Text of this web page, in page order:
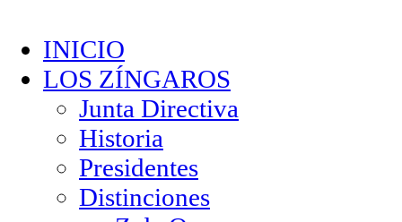
INICIO
LOS ZÍNGAROS
Junta Directiva
Historia
Presidentes
Distinciones